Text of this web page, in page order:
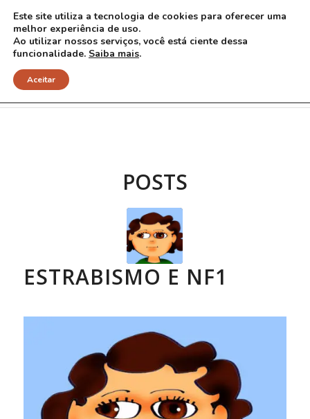
Arquivo para Tag: estrabismo
POSTS
ESTRABISMO E NF1
Este site utiliza a tecnologia de cookies para oferecer uma
melhor experiência de uso.
Ao utilizar nossos serviços, você está ciente dessa
funcionalidade. Saiba mais.
Aceitar